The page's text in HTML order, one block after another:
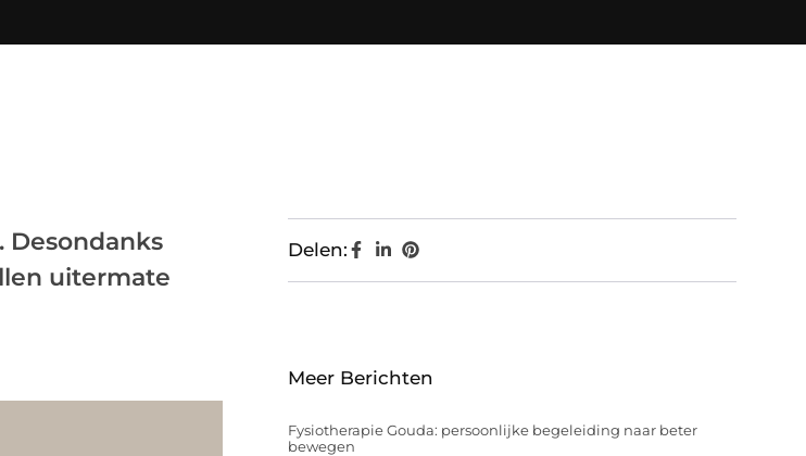
Desondanks
uitermate
Delen:
Meer Berichten
Fysiotherapie Gouda: persoonlijke begeleiding naar beter
bewegen